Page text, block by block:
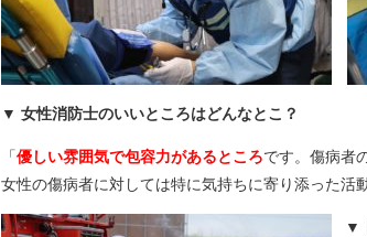
女性消防士のいいところはどんなとこ？
「優しい雰囲気で包容力があるところです。傷病者
女性の傷病者に対しては特に気持ちに寄り添った活